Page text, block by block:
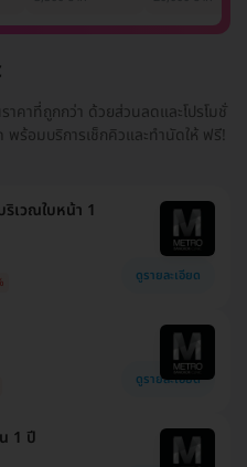
ครั้ง
คาที่ถูกกว่า ด้วยส่วนลดและโปรโมชั่
ร้อมบริการเช็กคิวและทำนัดให้ ฟรี!
เวณใบหน้า 1
ดูรายละเอียด
ดูรายละเอียด
1 ปี